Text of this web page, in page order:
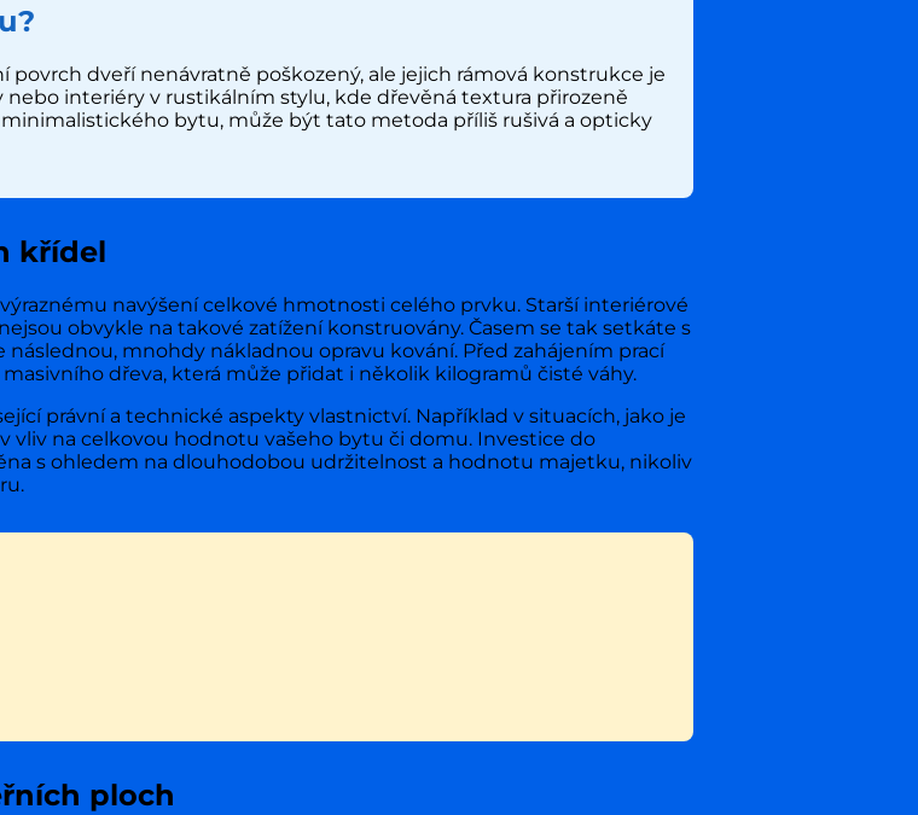
dveří nenávratně poškozený, ale jejich rámová konstrukce je
interiéry v rustikálním stylu, kde dřevěná textura přirozeně
bytu, může být tato metoda příliš rušivá a opticky
křídel
navýšení celkové hmotnosti celého prvku. Starší interiérové
obvykle na takové zatížení konstruovány. Časem se tak setkáte s
mnohdy nákladnou opravu kování. Před zahájením prací
dřeva, která může přidat i několik kilogramů čisté váhy.
právní a technické aspekty vlastnictví. Například v situacích, jako je
vliv na celkovou hodnotu vašeho bytu či domu. Investice do
s ohledem na dlouhodobou udržitelnost a hodnotu majetku, nikoliv
ploch